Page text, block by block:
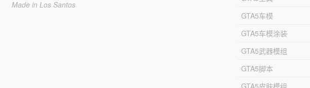
Made in Los Santos
GTA5车模
GTA5车模涂装
GTA5武器模组
GTA5脚本
GTA5皮肤模组